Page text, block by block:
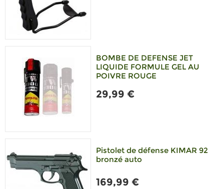
BOMBE DE DEFENSE JET
LIQUIDE FORMULE GEL AU
POIVRE ROUGE
29,99 €
Pistolet de défense KIMAR 92
bronzé auto
169,99 €